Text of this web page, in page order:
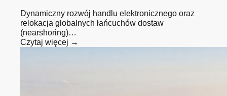
Dynamiczny rozwój handlu elektronicznego oraz
relokacja globalnych łańcuchów dostaw
(nearshoring)…
Czytaj więcej →